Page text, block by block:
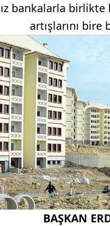
bankalarla
artışlarını
BAŞKAN